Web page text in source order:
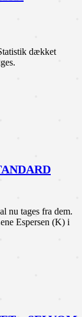
dækket
nu tages fra dem.
Espersen (K) i